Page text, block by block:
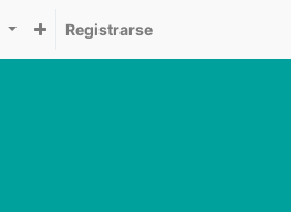
Registrarse